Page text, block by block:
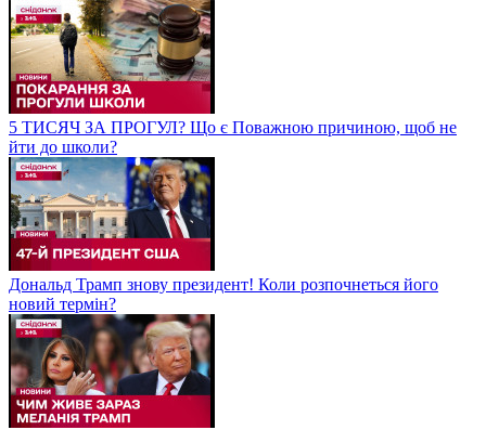
5 ТИСЯЧ ЗА ПРОГУЛ? Що є Поважною причиною, щоб не
йти до школи?
Дональд Трамп знову президент! Коли розпочнеться його
новий термін?